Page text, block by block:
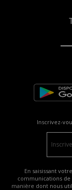
Inscrivez-
En saisissant
communications de
manière dont nous